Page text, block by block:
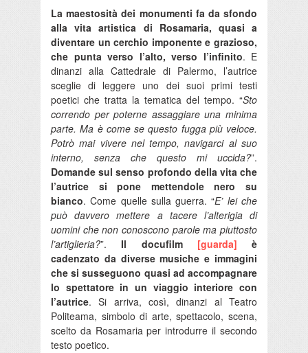
La maestosità dei monumenti fa da sfondo
alla vita artistica di Rosamaria, quasi a
diventare un cerchio imponente e grazioso,
che punta verso l’alto, verso l’infinito. E
dinanzi alla Cattedrale di Palermo, l’autrice
sceglie di leggere uno dei suoi primi testi
poetici che tratta la tematica del tempo. “Sto
correndo per poterne assaggiare una minima
parte. Ma è come se questo fugga più veloce.
Potrò mai vivere nel tempo, navigarci al suo
interno, senza che questo mi uccida?”.
Domande sul senso profondo della vita che
l’autrice si pone mettendole nero su
bianco. Come quelle sulla guerra. “E’ lei che
può davvero mettere a tacere l’alterigia di
uomini che non conoscono parole ma piuttosto
l’artiglieria?”.Il docufilm [guarda] è
cadenzato da diverse musiche e immagini
che si susseguono quasi ad accompagnare
lo spettatore in un viaggio interiore con
l’autrice. Si arriva, così, dinanzi al Teatro
Politeama, simbolo di arte, spettacolo, scena,
scelto da Rosamaria per introdurre il secondo
testo poetico.